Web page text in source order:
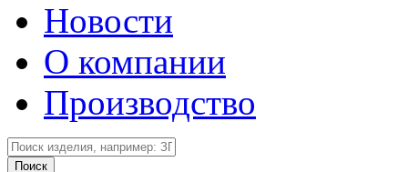
Новости
О компании
Производство